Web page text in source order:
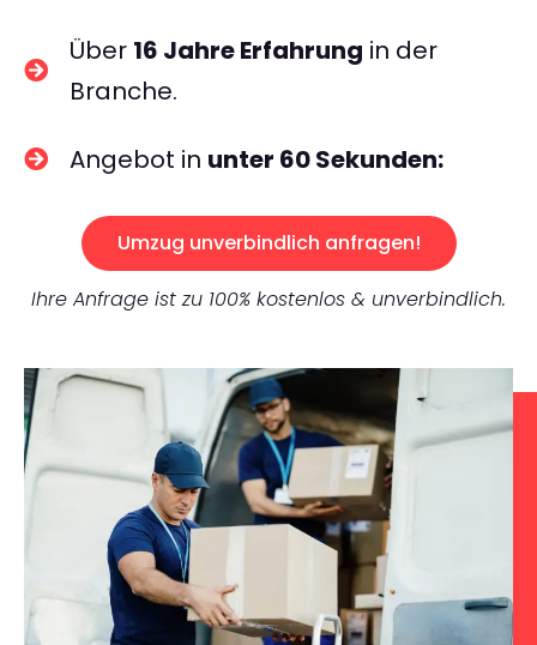
Über 16 Jahre Erfahrung in der
Branche.
Angebot in unter 60 Sekunden:
Umzug unverbindlich anfragen!
Ihre Anfrage ist zu 100% kostenlos & unverbindlich.